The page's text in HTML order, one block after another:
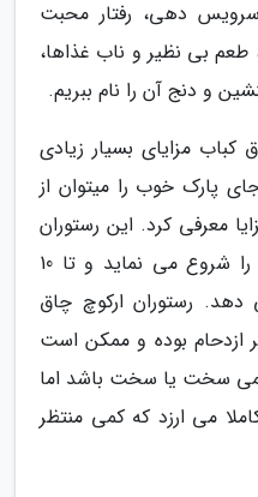
دهی، رفتار محبت
طعم بی نظیر و ناب غذاها،
و دنج آن را نام ببریم.
کباب مزایای بسیار زیادی
پارک خوب را میتوان از
معرفی کرد. این رستوران
از ساعت 8 صبح فعالیت خود را شروع می نماید و تا 10
رستوران ارکوچ چاق
ازدحام بوده و ممکن است
سخت یا سخت باشد اما
می ارزد که کمی منتظر